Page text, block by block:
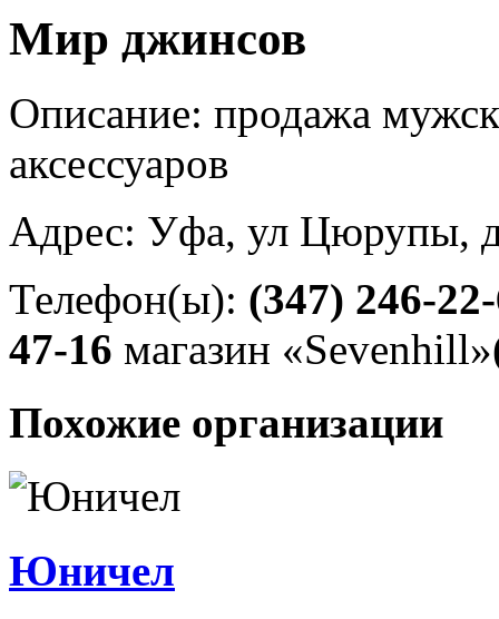
Мир джинсов
Описание: продажа
аксессуаров
Адрес: Уфа, ул Цюрупы,
Телефон(ы): (347) 246-
47-16 магазин «Sevenhill»
Похожие организации
Юничел